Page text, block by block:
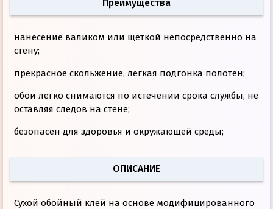
Преимущества
нанесение валиком или щеткой непосредственно на
стену;
прекрасное скольжение, легкая подгонка полотен;
обои легко снимаются по истечении срока службы, не
оставляя следов на стене;
безопасен для здоровья и окружающей среды;
ОПИСАНИЕ
Сухой обойный клей на основе модифицированного